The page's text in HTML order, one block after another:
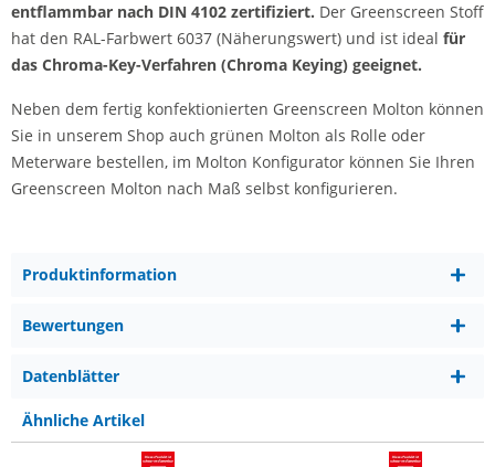
entflammbar nach DIN 4102 zertifiziert. Der Greenscreen Stoff
hat den RAL-Farbwert 6037 (Näherungswert) und ist ideal für
das Chroma-Key-Verfahren (Chroma Keying) geeignet.
Neben dem fertig konfektionierten Greenscreen Molton können
Sie in unserem Shop auch grünen Molton als Rolle oder
Meterware bestellen, im Molton Konfigurator können Sie Ihren
Greenscreen Molton nach Maß selbst konfigurieren.
Produktinformation
Bewertungen
Datenblätter
Ähnliche Artikel